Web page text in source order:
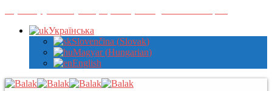
Українська
Slovenčina (Slovak)
Magyar (Hungarian)
English